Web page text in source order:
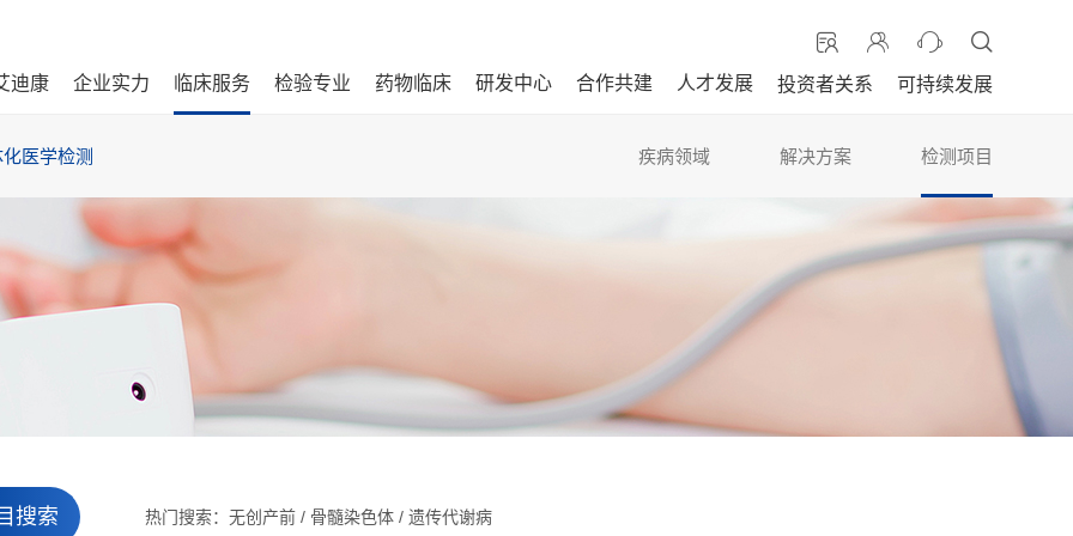
迪康 企业实力 临床服务 检验专业 药物临床 研发中心 合作共建 人才发展 投资者关系 可持续发展
医学检测 疾病领域 解决方案 检测项目
热门搜索： 无创产前/ 骨髓染色体/ 遗传代谢病